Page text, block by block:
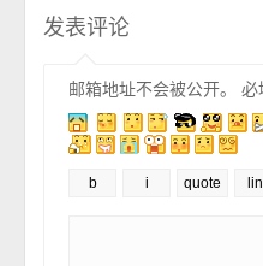
发表评论
邮箱地址不会被公开。 必